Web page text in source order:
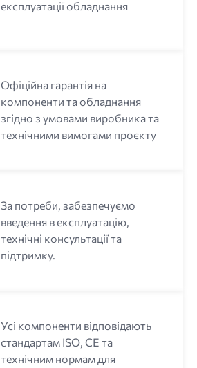
експлуатації обладнання
Офіційна гарантія на
компоненти та обладнання
згідно з умовами виробника та
технічними вимогами проєкту
За потреби, забезпечуємо
введення в експлуатацію,
технічні консультації та
підтримку.
Усі компоненти відповідають
стандартам ISO, CE та
технічним нормам для